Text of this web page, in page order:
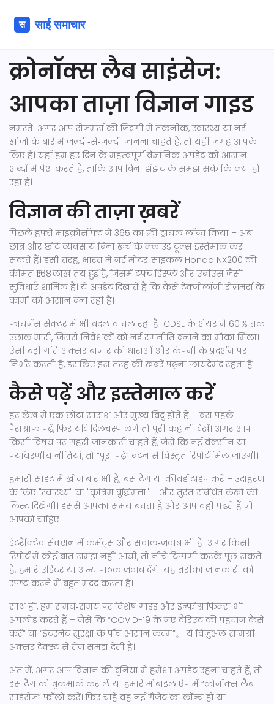
क्रोनॉक्स लैब साइंसेज:
आपका ताज़ा विज्ञान गाइड
नमस्ते! अगर आप रोज़मर्रा की ज़िंदगी में तकनीक, स्वास्थ्य या नई
खोजों के बारे में जल्दी‑से‑जल्दी जानना चाहते हैं, तो यही जगह आपके
लिए है। यहाँ हम हर दिन के महत्वपूर्ण वैज्ञानिक अपडेट को आसान
शब्दों में पेश करते हैं, ताकि आप बिना झंझट के समझ सकें कि क्या हो
रहा है।
विज्ञान की ताज़ा ख़बरें
पिछले हफ़्ते माइक्रोसॉफ्ट ने 365 का फ्री ट्रायल लॉन्च किया – अब
छात्र और छोटे व्यवसाय बिना खर्च के क्लाउड टूल्स इस्तेमाल कर
सकते हैं। इसी तरह, भारत में नई मोटर‑साइकल Honda NX200 की
कीमत ₹1.68 लाख तय हुई है, जिसमें टफ़्ट डिस्प्ले और एबीएस जैसी
सुविधाएँ शामिल हैं। ये अपडेट दिखाते हैं कि कैसे टेक्नोलॉजी रोज़मर्रा के
कामों को आसान बना रही है।
फायनेंस सेक्टर में भी बदलाव चल रहा है। CDSL के शेयर ने 60 % तक
उछाल मारी, जिससे निवेशकों को नई रणनीति बनाने का मौका मिला।
ऐसी बड़ी गति अक्सर बाजार की धाराओं और कंपनी के प्रदर्शन पर
निर्भर करती है, इसलिए इस तरह की खबरें पढ़ना फायदेमंद रहता है।
कैसे पढ़ें और इस्तेमाल करें
हर लेख में एक छोटा सारांश और मुख्य बिंदु होते हैं – बस पहले
पैराग्राफ पढ़ें, फिर यदि दिलचस्प लगे तो पूरी कहानी देखें। अगर आप
किसी विषय पर गहरी जानकारी चाहते हैं, जैसे कि नई वैक्सीन या
पर्यावरणीय नीतियां, तो “पूरा पढ़ें” बटन से विस्तृत रिपोर्ट मिल जाएगी।
हमारी साइट में खोज बार भी है; बस टैग या कीवर्ड टाइप करें – उदाहरण
के लिए "स्वास्थ्य" या "कृत्रिम बुद्धिमत्ता" – और तुरंत संबंधित लेखों की
लिस्ट दिखेगी। इससे आपका समय बचता है और आप वही पढ़ते हैं जो
आपको चाहिए।
इंटरैक्टिव सेक्शन में कमेंट्स और सवाल‑जवाब भी हैं। अगर किसी
रिपोर्ट में कोई बात समझ नहीं आयी, तो नीचे टिप्पणी करके पूछ सकते
हैं; हमारे एडिटर या अन्य पाठक जवाब देंगे। यह तरीका जानकारी को
स्पष्ट करने में बहुत मदद करता है।
साथ ही, हम समय‑समय पर विशेष गाइड और इन्फोग्राफिक्स भी
अपलोड करते हैं – जैसे कि “COVID-19 के नए वैरिएंट की पहचान कैसे
करें” या “इंटरनेट सुरक्षा के पाँच आसान कदम”。 ये विज़ुअल सामग्री
अक्सर टेक्स्ट से तेज समझ देती है।
अंत में, अगर आप विज्ञान की दुनिया में हमेशा अपडेट रहना चाहते हैं, तो
इस टैग को बुकमार्क कर लें या हमारे मोबाइल ऐप में “क्रोनॉक्स लैब
साइंसेज” फॉलो करें। फिर चाहे वह नई गैजेट का लॉन्च हो या